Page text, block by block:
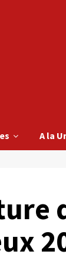
A la